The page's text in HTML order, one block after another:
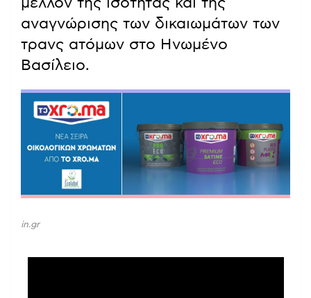
αναγνώρισης των δικαιωμάτων των
τρανς ατόμων στο Ηνωμένο
Βασίλειο.
in.gr